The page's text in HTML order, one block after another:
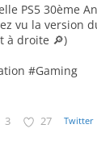
PS5 30ème
vu la version
à droite 🔎)
#Gaming
3 27 Twitter